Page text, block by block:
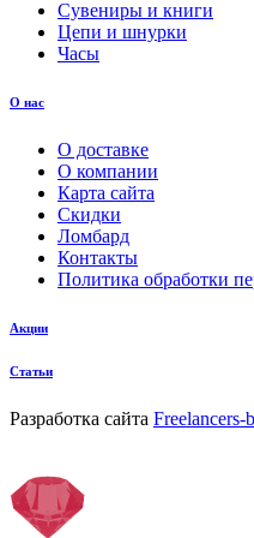
Сувениры и книги
Цепи и шнурки
Часы
О нас
О доставке
О компании
Карта сайта
Скидки
Ломбард
Контакты
Политика обработки
Акции
Статьи
Разработка сайта Freelancers-